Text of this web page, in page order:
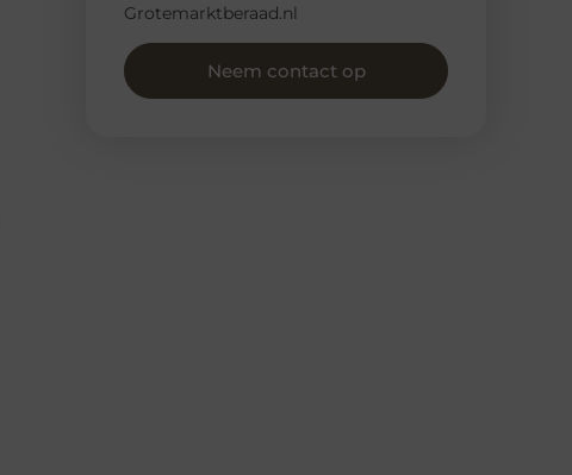
Grotemarktberaad.nl
Neem contact op